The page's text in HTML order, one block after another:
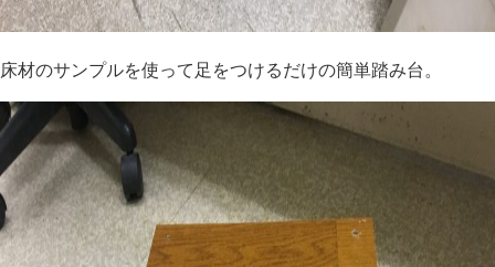
床材のサンプルを使って足をつけるだけの簡単踏み台。